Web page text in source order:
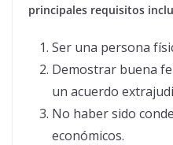
principales requisitos
Ser una persona
Demostrar buena
un acuerdo
No haber sido
económicos.